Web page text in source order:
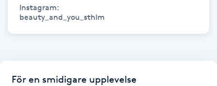
Koppningsmassage
Kosmetisk tatuering
Instagram:
beauty_and_you_sthlm
För en smidigare upplevelse